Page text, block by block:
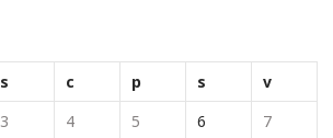
s c p s
v
3 4 5 6
7